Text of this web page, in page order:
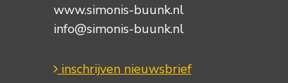
www.simonis-buunk.nl
info@simonis-buunk.nl
inschrijven nieuwsbrief